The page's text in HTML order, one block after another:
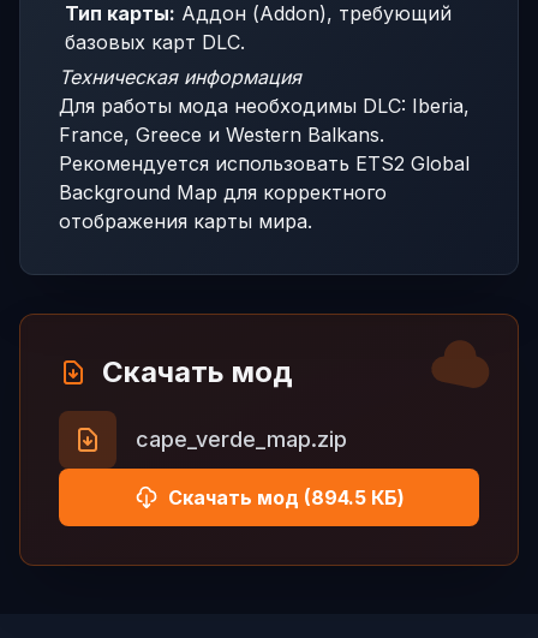
Тип карты: Аддон (Addon), требующий
базовых карт DLC.
Техническая информация
Для работы мода необходимы DLC: Iberia,
France, Greece и Western Balkans.
Рекомендуется использовать ETS2 Global
Background Map для корректного
отображения карты мира.
Скачать мод
cape_verde_map.zip
Скачать мод (894.5 КБ)